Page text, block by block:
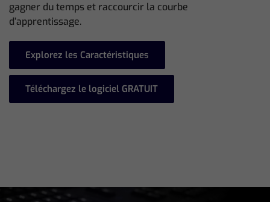
gagner du temps et raccourcir la courbe
d’apprentissage.
Explorez les Caractéristiques
Téléchargez le logiciel GRATUIT